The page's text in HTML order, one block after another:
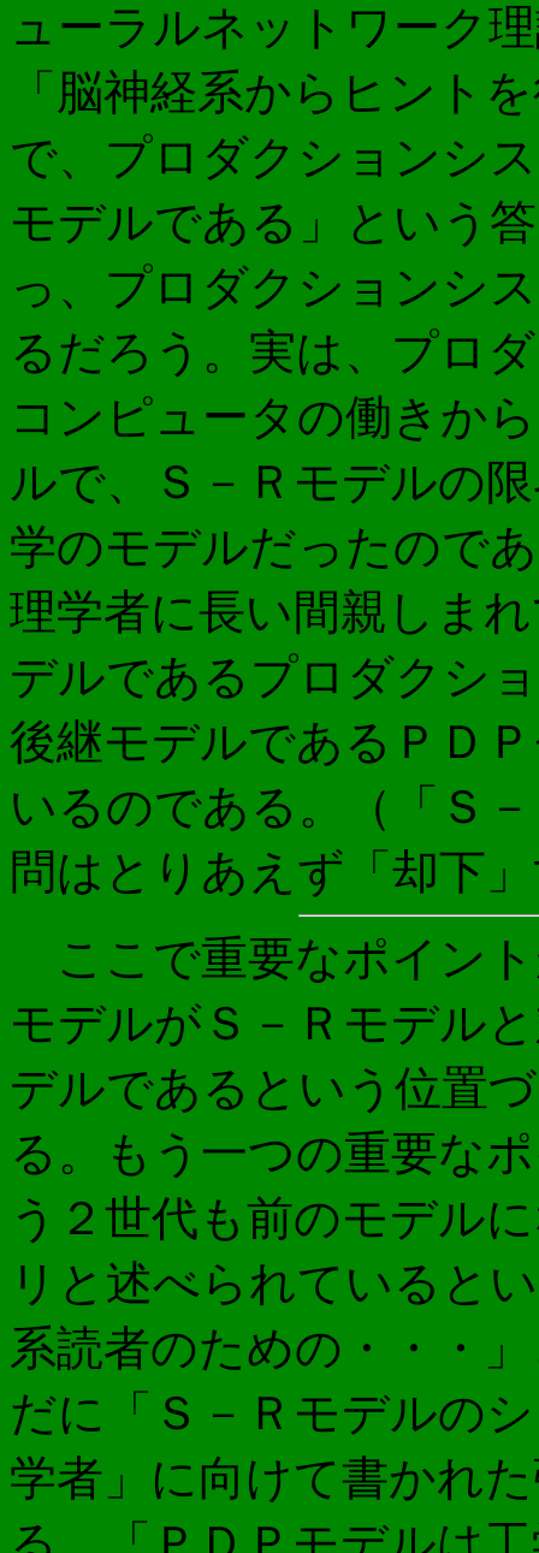
ューラルネットワーク
「脳神経系からヒント
で、プロダクションシ
モデルである」という
っ、プロダクションシ
るだろう。実は、プロ
コンピュータの働きか
ルで、Ｓ－Ｒモデルの
学のモデルだったので
理学者に長い間親しま
デルであるプロダクシ
後継モデルであるＰＤ
いるのである。（「Ｓ
問はとりあえず「却下
ここで重要なポイン
モデルがＳ－Ｒモデル
デルであるという位置
る。もう一つの重要な
う２世代も前のモデル
リと述べられていると
系読者のための・・・
だに「Ｓ－Ｒモデルの
学者」に向けて書かれ